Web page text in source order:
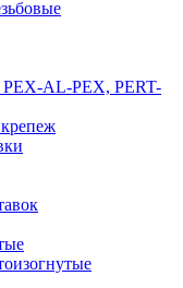
PEX-AL-PEX, PERT-